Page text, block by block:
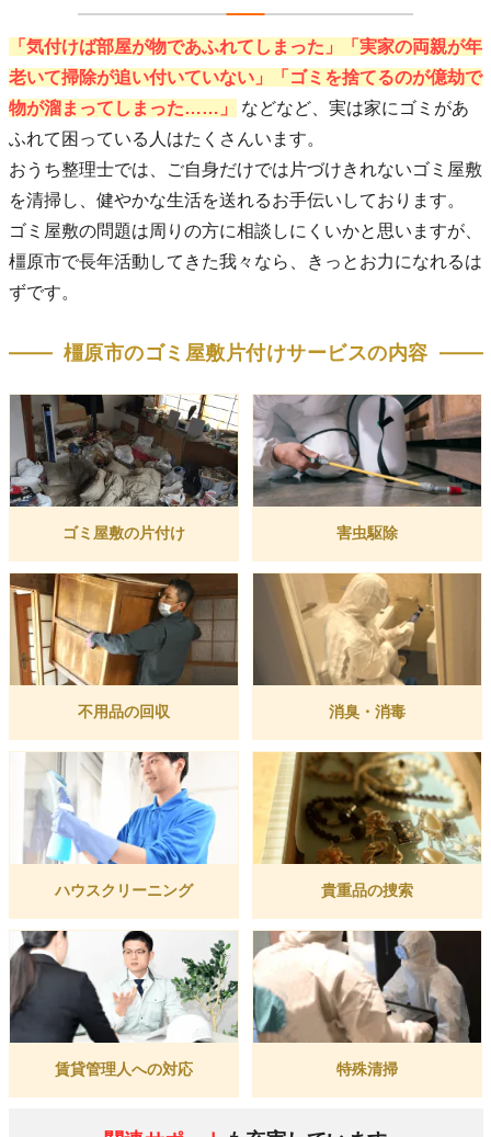
「気付けば部屋が物であふれてしまった」「実家の両親が年
老いて掃除が追い付いていない」「ゴミを捨てるのが億劫で
物が溜まってしまった……」
などなど、実は家にゴミがあ
ふれて困っている人はたくさんいます。
おうち整理士では、ご自身だけでは片づけきれないゴミ屋敷
を清掃し、健やかな生活を送れるお手伝いしております。
ゴミ屋敷の問題は周りの方に相談しにくいかと思いますが、
橿原市で長年活動してきた我々なら、きっとお力になれるは
ずです。
橿原市のゴミ屋敷片付けサービスの内容
ゴミ屋敷の片付け 害虫駆除
不用品の回収 消臭・消毒
ハウスクリーニング 貴重品の捜索
賃貸管理人への対応 特殊清掃